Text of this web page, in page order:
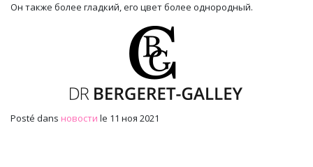
Он также более гладкий, его цвет более однородный.
Posté dans новости le 11 ноя 2021